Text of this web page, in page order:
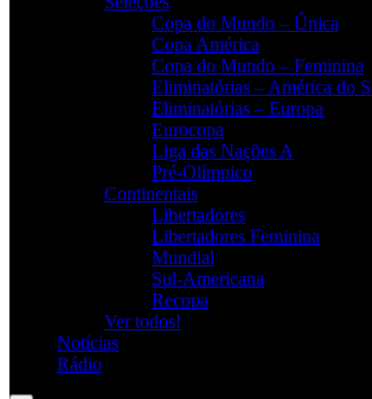
Copa do Mundo – Única
Copa América
Copa do Mundo – Feminina
Eliminatórias – América do
Eliminatórias – Europa
Eurocopa
Liga das Nações A
Pré-Olímpico
Continentais
Libertadores
Libertadores Feminina
Mundial
Sul-Americana
Recopa
Ver todos!
Notícias
Rádio